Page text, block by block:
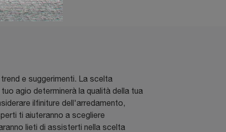
e suggerimenti. La scelta
agio determinerà la qualità della tua
ilfiniture dell'arredamento,
ti aiuteranno a scegliere
lieti di assisterti nella scelta